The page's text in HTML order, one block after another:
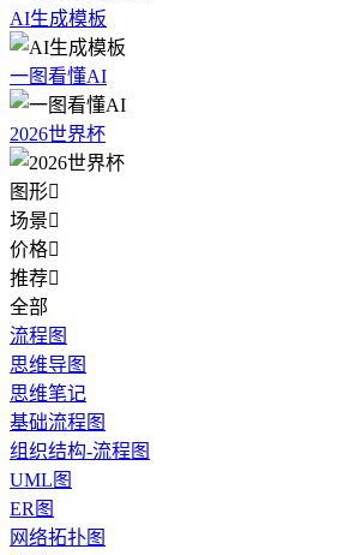
AI生成模板
一图看懂AI
2026世界杯
图形
场景
价格
推荐
全部
流程图
思维导图
思维笔记
基础流程图
组织结构-流程图
UML图
ER图
网络拓扑图